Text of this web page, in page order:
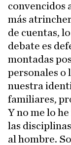
convencidos
más
de cuentas,
debate es
montadas
personales o
nuestra
familiares,
Y no me lo
las
al hombre.